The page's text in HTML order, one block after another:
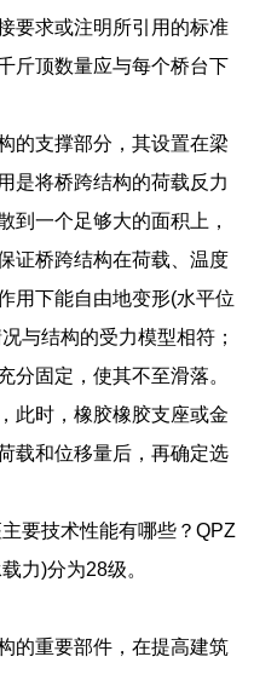
要求或注明所引用的标准
斤顶数量应与每个桥台下
的支撑部分，其设置在梁
是将桥跨结构的荷载反力
到一个足够大的面积上，
证桥跨结构在荷载、温度
用下能自由地变形(水平位
与结构的受力模型相符；
分固定，使其不至滑落。
此时，橡胶橡胶支座或金
载和位移量后，再确定选
要技术性能有哪些？QPZ
力)分为28级。
的重要部件，在提高建筑